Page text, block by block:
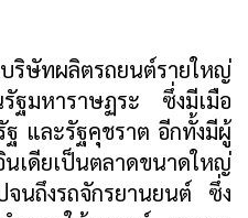
ริษัทผลิตรถยนต์รายใหญ่
ฐมหาราษฏระ ซึ่งมีเมือ
ฐ และรัฐคุชราต อีกทั้งมีผู้
เดียเป็นตลาดขนาดใหญ่
นถึงรถจักรยานยนต์ ซึ่ง